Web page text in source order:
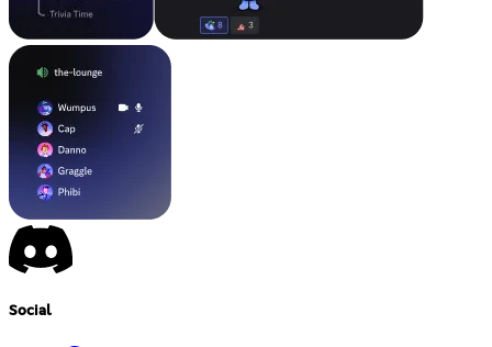
Social